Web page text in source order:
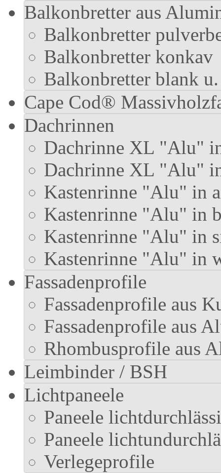
Balkonbretter aus
Balkonbretter
Balkonbretter konkav
Balkonbretter blank
Cape Cod®
Dachrinnen
Dachrinne XL "Alu"
Dachrinne XL "Alu"
Kastenrinne "Alu" in
Kastenrinne "Alu" in
Kastenrinne "Alu" in
Kastenrinne "Alu" in
Fassadenprofile
Fassadenprofile aus
Fassadenprofile aus
Rhombusprofile aus
Leimbinder / BSH
Lichtpaneele
Paneele
Paneele
Verlegeprofile